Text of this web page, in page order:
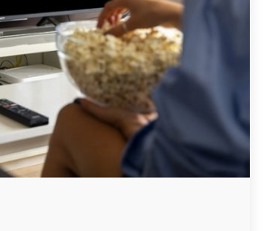
von
Immofragen Bezirk Mödling (AT)